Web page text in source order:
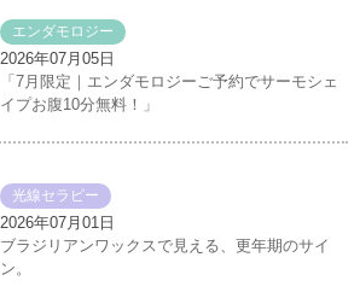
エンダモロジー
2026年07月05日
「7月限定｜エンダモロジーご予約でサーモシェ
イプお腹10分無料！」
光線セラピー
2026年07月01日
ブラジリアンワックスで見える、更年期のサイ
ン。